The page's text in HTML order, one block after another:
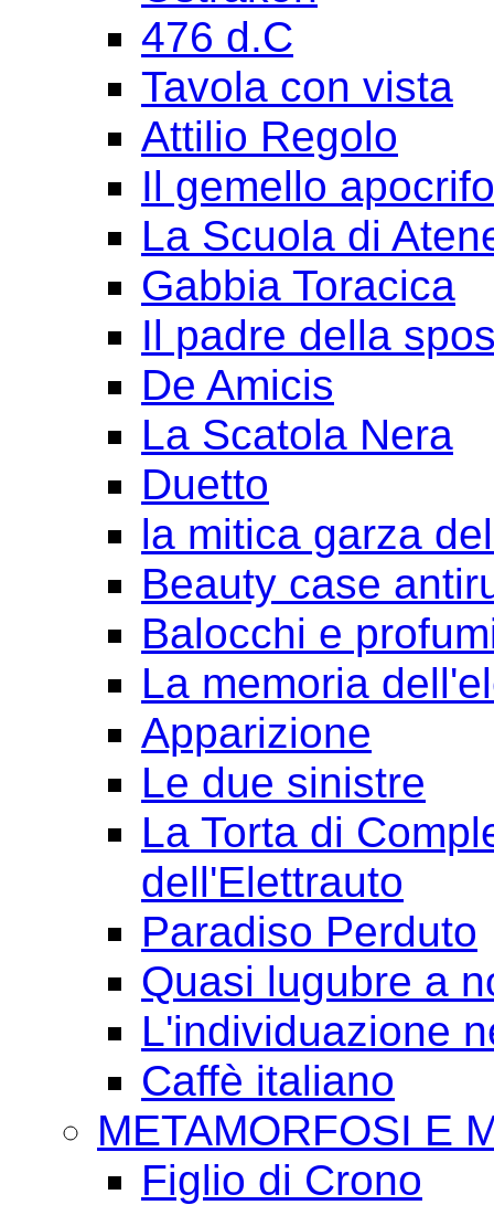
476 d.C
Tavola con vista
Attilio Regolo
Il gemello apocrifo
La Scuola di
Gabbia Toracica
Il padre della
De Amicis
La Scatola Nera
Duetto
la mitica garza
Beauty case
Balocchi e
La memoria
Apparizione
Le due sinistre
La Torta di
dell'Elettrauto
Paradiso Perduto
Quasi lugubre a
L'individuazione
Caffè italiano
METAMORFOSI E
Figlio di Crono